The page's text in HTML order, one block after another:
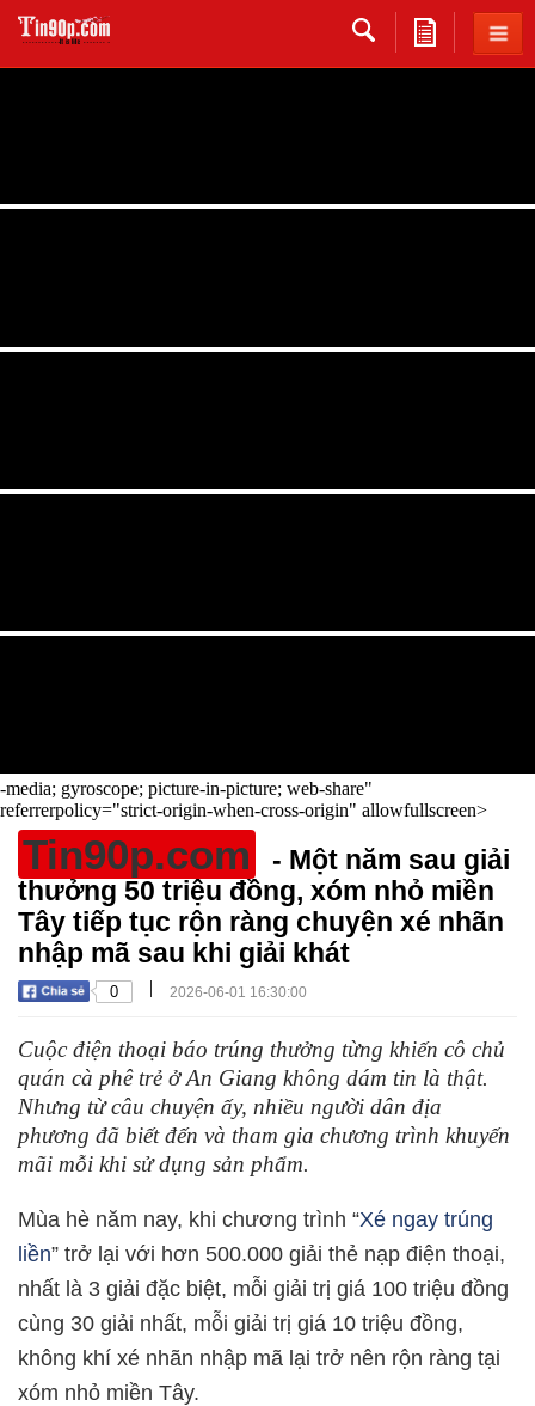
-media; gyroscope; picture-in-picture; web-share"
referrerpolicy="strict-origin-when-cross-origin" allowfullscreen>
Tin90p.com
- Một năm sau giải
thưởng 50 triệu đồng, xóm nhỏ miền
Tây tiếp tục rộn ràng chuyện xé nhãn
nhập mã sau khi giải khát
0 | 2026-06-01 16:30:00
Cuộc điện thoại báo trúng thưởng từng khiến cô chủ
quán cà phê trẻ ở An Giang không dám tin là thật.
Nhưng từ câu chuyện ấy, nhiều người dân địa
phương đã biết đến và tham gia chương trình khuyến
mãi mỗi khi sử dụng sản phẩm.
Mùa hè năm nay, khi chương trình “Xé ngay trúng
liền” trở lại với hơn 500.000 giải thẻ nạp điện thoại,
nhất là 3 giải đặc biệt, mỗi giải trị giá 100 triệu đồng
cùng 30 giải nhất, mỗi giải trị giá 10 triệu đồng,
không khí xé nhãn nhập mã lại trở nên rộn ràng tại
xóm nhỏ miền Tây.